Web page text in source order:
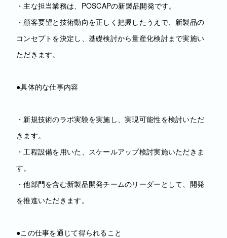
・主な担当業務は、POSCAPの新製品開発です。
・顧客要望と技術動向を正しく把握したうえで、新製品の
コンセプトを決定し、基礎検討から量産化検討まで実施い
ただきます。
●具体的な仕事内容
・新規技術のラボ実験を実施し、実現可能性を検討いただ
きます。
・工程設備を用いた、スケールアップ検討実施いただきま
す。
・他部門を含む新製品開発チームのリーダーとして、開発
を推進いただきます。
●この仕事を通じて得られること